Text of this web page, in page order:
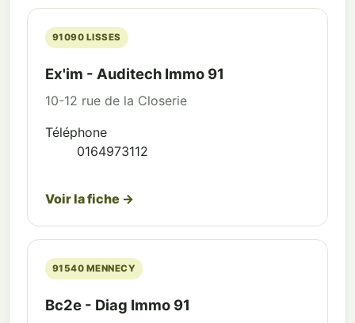
91090 LISSES
Ex'im - Auditech Immo 91
10-12 rue de la Closerie
Téléphone
0164973112
Voir la fiche →
91540 MENNECY
Bc2e - Diag Immo 91